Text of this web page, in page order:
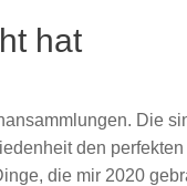
hat
Die
den perfekten
die mir 2020